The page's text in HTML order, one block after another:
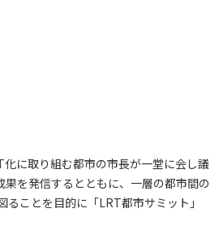
に取り組む都市の市長が一堂に会し議
を発信するとともに、一層の都市間の
ことを目的に「LRT都市サミット」